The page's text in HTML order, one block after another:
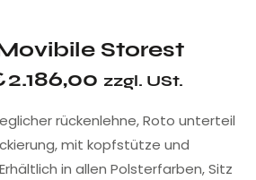
Storest
2.186,00 zzgl. USt.
rückenlehne, Roto unterteil
mit kopfstütze und
in allen Polsterfarben, Sitz